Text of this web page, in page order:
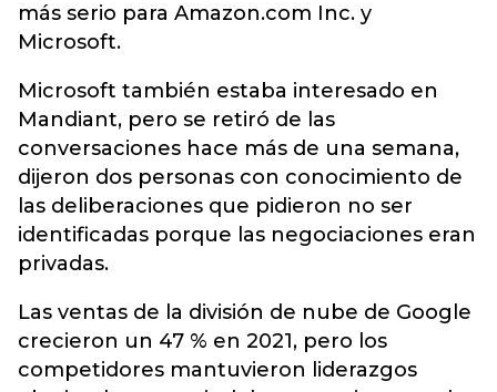
más serio para Amazon.com Inc. y
Microsoft.
Microsoft también estaba interesado en
Mandiant, pero se retiró de las
conversaciones hace más de una semana,
dijeron dos personas con conocimiento de
las deliberaciones que pidieron no ser
identificadas porque las negociaciones eran
privadas.
Las ventas de la división de nube de Google
crecieron un 47 % en 2021, pero los
competidores mantuvieron liderazgos